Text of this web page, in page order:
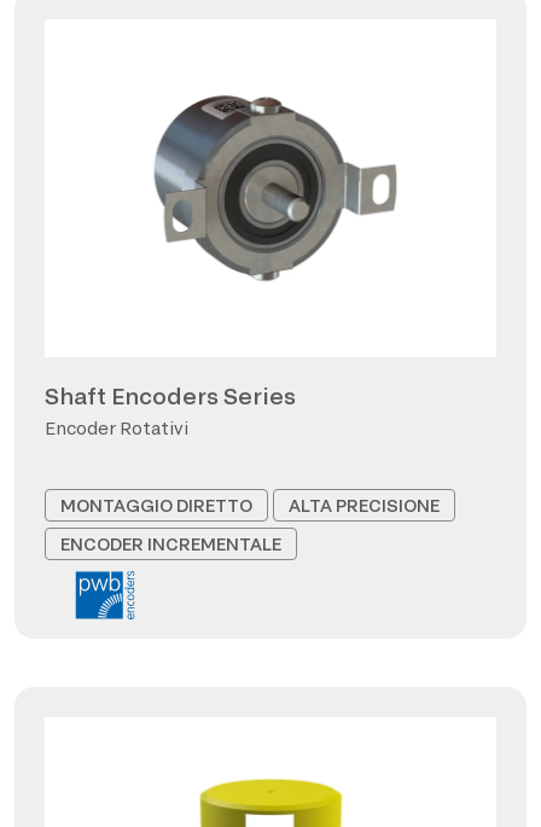
Shaft Encoders Series
Encoder Rotativi
MONTAGGIO DIRETTO
ALTA PRECISIONE
ENCODER INCREMENTALE